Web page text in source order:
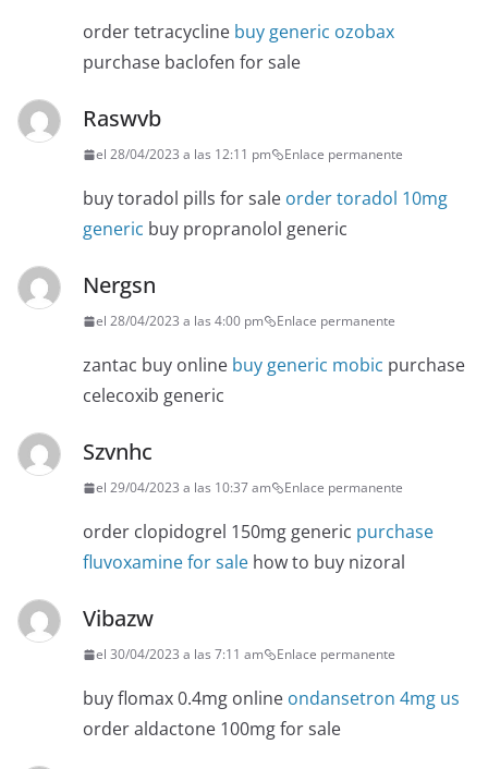
order tetracycline buy generic ozobax
purchase baclofen for sale
Raswvb
el 28/04/2023 a las 12:11 pm Enlace permanente
buy toradol pills for sale order toradol 10mg
generic buy propranolol generic
Nergsn
el 28/04/2023 a las 4:00 pm Enlace permanente
zantac buy online buy generic mobic purchase
celecoxib generic
Szvnhc
el 29/04/2023 a las 10:37 am Enlace permanente
order clopidogrel 150mg generic purchase
fluvoxamine for sale how to buy nizoral
Vibazw
el 30/04/2023 a las 7:11 am Enlace permanente
buy flomax 0.4mg online ondansetron 4mg us
order aldactone 100mg for sale